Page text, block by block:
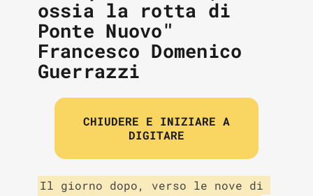
ossia la rotta di
Ponte Nuovo"
Francesco Domenico
Guerrazzi
CHIUDERE E INIZIARE A
DIGITARE
Il giorno dopo, verso le nove di